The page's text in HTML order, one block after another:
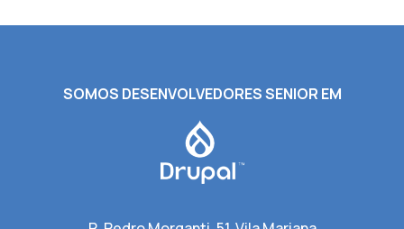
SOMOS DESENVOLVEDORES SENIOR EM